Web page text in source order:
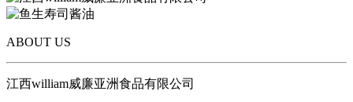
ABOUT US
江西william威廉亚洲食品有限公司